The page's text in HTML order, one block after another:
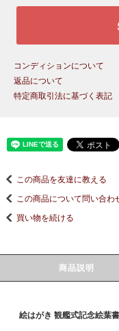
コンディションについて
返品について
特定商取引法に基づく表記
この商品を友達に教える
この商品について問い合わ
買い物を続ける
商品説明
絵はがき 観艦式記念絵葉